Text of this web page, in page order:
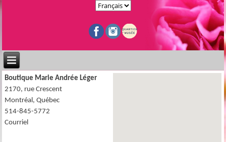
Boutique Marie Andrée Léger
2170, rue Crescent
Montréal, Québec
514-845-5772
Courriel